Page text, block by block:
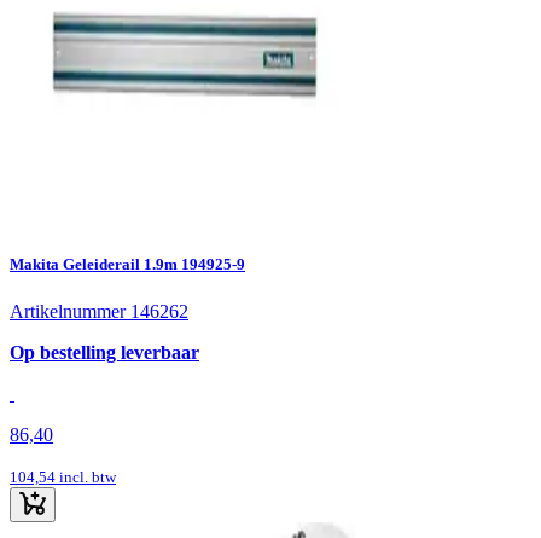
Makita Geleiderail 1.9m 194925-9
Artikelnummer 146262
Op bestelling leverbaar
86,40
104,54 incl. btw